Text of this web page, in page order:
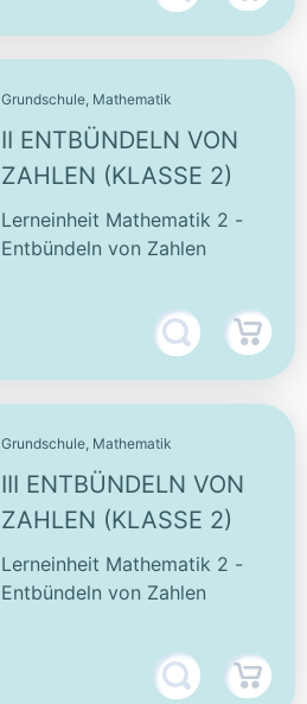
Grundschule, Mathematik
II ENTBÜNDELN VON
ZAHLEN (KLASSE 2)
Lerneinheit Mathematik 2 -
Entbündeln von Zahlen
Grundschule, Mathematik
III ENTBÜNDELN VON
ZAHLEN (KLASSE 2)
Lerneinheit Mathematik 2 -
Entbündeln von Zahlen